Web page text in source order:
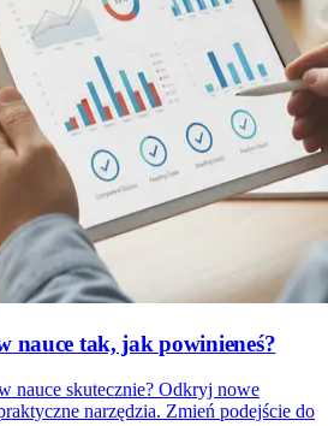
nauce tak, jak powinieneś?
nauce skutecznie? Odkryj nowe
narzędzia. Zmień podejście do